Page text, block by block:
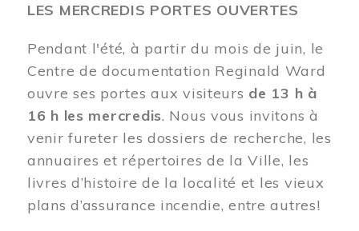
LES MERCREDIS PORTES OUVERTES
Pendant l'été, à partir du mois de juin, le
Centre de documentation Reginald Ward
ouvre ses portes aux visiteurs de 13 h à
16 h les mercredis. Nous vous invitons à
venir fureter les dossiers de recherche, les
annuaires et répertoires de la Ville, les
livres d’histoire de la localité et les vieux
plans d’assurance incendie, entre autres!